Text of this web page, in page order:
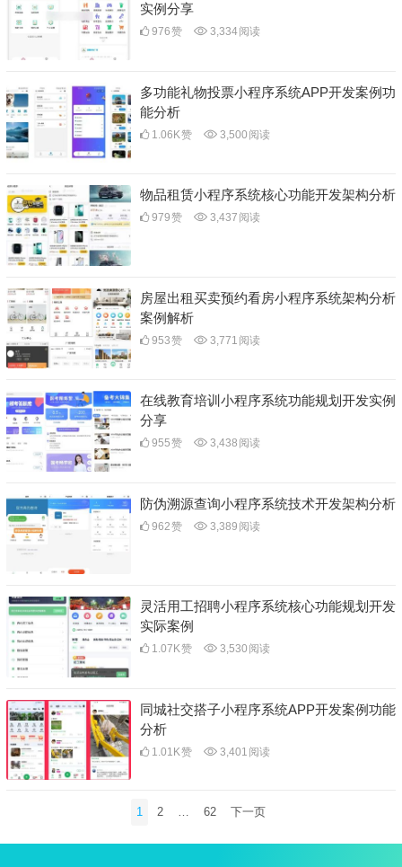
实例分享
976赞 3,334阅读
多功能礼物投票小程序系统APP开发案例功
能分析
1.06K赞 3,500 阅读
物品租赁小程序系统核心功能开发架构分析
979赞 3,437 阅读
房屋出租买卖预约看房小程序系统架构分析
案例解析
953赞 3,771 阅读
在线教育培训小程序系统功能规划开发实例
分享
955赞 3,438 阅读
防伪溯源查询小程序系统技术开发架构分析
962赞 3,389 阅读
灵活用工招聘小程序系统核心功能规划开发
实际案例
1.07K赞 3,530 阅读
同城社交搭子小程序系统APP开发案例功能
分析
1.01K赞 3,401 阅读
分
1 2 62 下一页